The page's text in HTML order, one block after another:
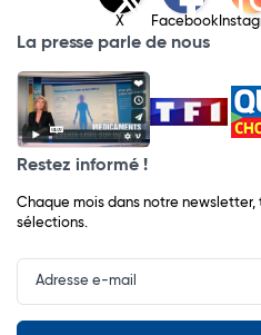
X Facebook
La presse parle de nous
Restez informé !
Chaque mois dans notre
sélections.
Input
Newsletter